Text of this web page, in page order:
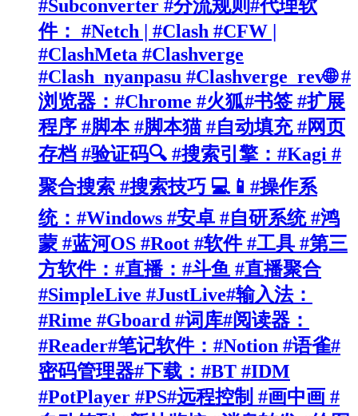
#Subconverter #分流规则#代理软
件： #Netch | #Clash #CFW |
#ClashMeta #Clashverge
#Clash_nyanpasu #Clashverge_rev🌐 #
浏览器：#Chrome #火狐#书签 #扩展
程序 #脚本 #脚本猫 #自动填充 #网页
存档 #验证码🔍 #搜索引擎：#Kagi #
聚合搜索 #搜索技巧 💻📱#操作系
统：#Windows #安卓 #自研系统 #鸿
蒙 #蓝河OS #Root #软件 #工具 #第三
方软件：#直播：#斗鱼 #直播聚合
#SimpleLive #JustLive#输入法：
#Rime #Gboard #词库#阅读器：
#Reader#笔记软件：#Notion #语雀#
密码管理器#下载：#BT #IDM
#PotPlayer #PS#远程控制 #画中画 #